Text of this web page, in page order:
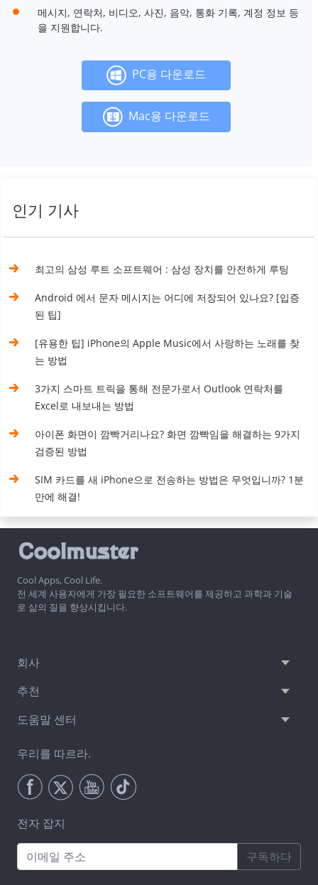
메시지, 연락처, 비디오, 사진, 음악, 통화 기록, 계정 정보 등
을 지원합니다.
PC용 다운로드
Mac용 다운로드
인기 기사
최고의 삼성 루트 소프트웨어 : 삼성 장치를 안전하게 루팅
Android 에서 문자 메시지는 어디에 저장되어 있나요? [입증
된 팁]
[유용한 팁] iPhone의 Apple Music에서 사랑하는 노래를 찾
는 방법
3가지 스마트 트릭을 통해 전문가로서 Outlook 연락처를
Excel로 내보내는 방법
아이폰 화면이 깜빡거리나요? 화면 깜빡임을 해결하는 9가지
검증된 방법
SIM 카드를 새 iPhone으로 전송하는 방법은 무엇입니까? 1분
만에 해결!
Cool Apps, Cool Life.
전 세계 사용자에게 가장 필요한 소프트웨어를 제공하고 과학과 기술
로 삶의 질을 향상시킵니다.
회사
추천
도움말 센터
우리를 따르라.
전자 잡지
구독하다